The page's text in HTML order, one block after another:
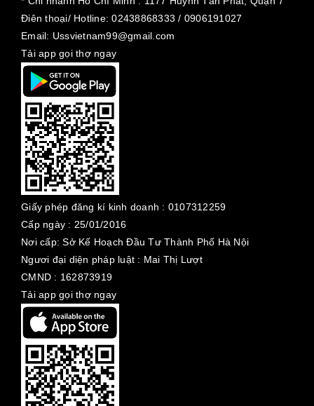
Điên thoại/ Hotline: 02438868333 / 0906191027
Email: Ussvietnam99@gmail.com
Tải app gọi thợ ngay
Giấy phép đăng kí kinh doanh : 0107312259
Cấp ngày : 25/01/2016
Nơi cấp: Sở Kế Hoạch Đầu Tư Thành Phố Hà Nội
Ngươi đại diện pháp luật : Mai Thị Lượt
CMND : 162873919
Tải app gọi thợ ngay